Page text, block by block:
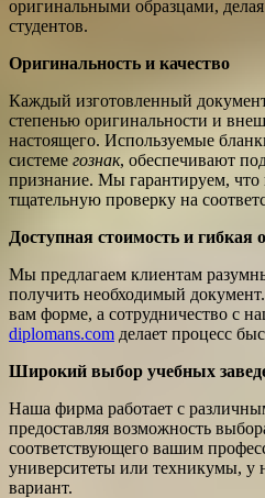
оригинальными образцами,
студентов.
Оригинальность и качество
Каждый изготовленный
степенью оригинальности и
настоящего. Используемые
системе гознак, обеспечивают
признание. Мы гарантируем, что
тщательную проверку на
Доступная стоимость и гибкая
Мы предлагаем клиентам
получить необходимый
вам форме, а сотрудничество с
diplomans.com делает процесс
Широкий выбор учебных
Наша фирма работает с
предоставляя возможность
соответствующего вашим
университеты или техникумы, у
вариант.